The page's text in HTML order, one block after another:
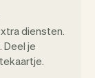
diensten.
jeop je